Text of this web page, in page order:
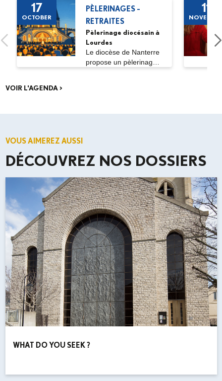
17
OCTOBER
PÈLERINAGES -
RETRAITES
Pèlerinage diocésain à
Lourdes
Le diocèse de Nanterre
propose un pèlerinage
11
VOIR L'AGENDA >
VOUS AIMEREZ AUSSI
DÉCOUVREZ NOS DOSSIERS
WHAT DO YOU SEEK ?